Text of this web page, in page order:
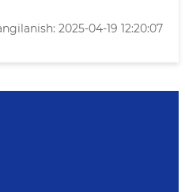
2025-04-19 12:20:07